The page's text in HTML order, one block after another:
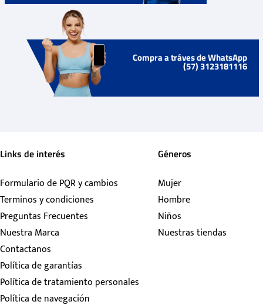
Compra a tráves de WhatsApp
(57) 3123181116
Links de interés
Formulario de PQR y cambios
Terminos y condiciones
Preguntas Frecuentes
Nuestra Marca
Contactanos
Política de garantías
Política de tratamiento personales
Política de navegación
Géneros
Mujer
Hombre
Niños
Nuestras tiendas